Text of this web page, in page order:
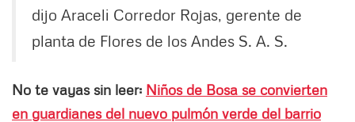
dijo Araceli Corredor Rojas, gerente de
planta de Flores de los Andes S. A. S.
No te vayas sin leer: Niños de Bosa se convierten
en guardianes del nuevo pulmón verde del barrio